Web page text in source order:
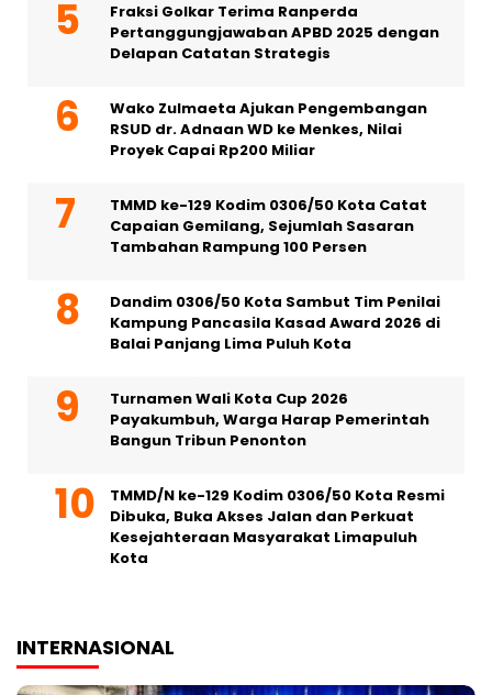
Fraksi Golkar Terima Ranperda
Pertanggungjawaban APBD 2025 dengan
Delapan Catatan Strategis
Wako Zulmaeta Ajukan Pengembangan
RSUD dr. Adnaan WD ke Menkes, Nilai
Proyek Capai Rp200 Miliar
TMMD ke-129 Kodim 0306/50 Kota Catat
Capaian Gemilang, Sejumlah Sasaran
Tambahan Rampung 100 Persen
Dandim 0306/50 Kota Sambut Tim Penilai
Kampung Pancasila Kasad Award 2026 di
Balai Panjang Lima Puluh Kota
Turnamen Wali Kota Cup 2026
Payakumbuh, Warga Harap Pemerintah
Bangun Tribun Penonton
TMMD/N ke-129 Kodim 0306/50 Kota Resmi
Dibuka, Buka Akses Jalan dan Perkuat
Kesejahteraan Masyarakat Limapuluh
Kota
INTERNASIONAL